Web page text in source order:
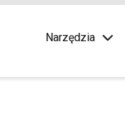
Narzędzia